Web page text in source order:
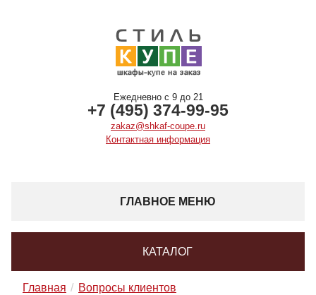
Ежедневно с 9 до 21
+7 (495) 374-99-95
zakaz@shkaf-coupe.ru
Контактная информация
ГЛАВНОЕ МЕНЮ
КАТАЛОГ
Главная
Вопросы клиентов